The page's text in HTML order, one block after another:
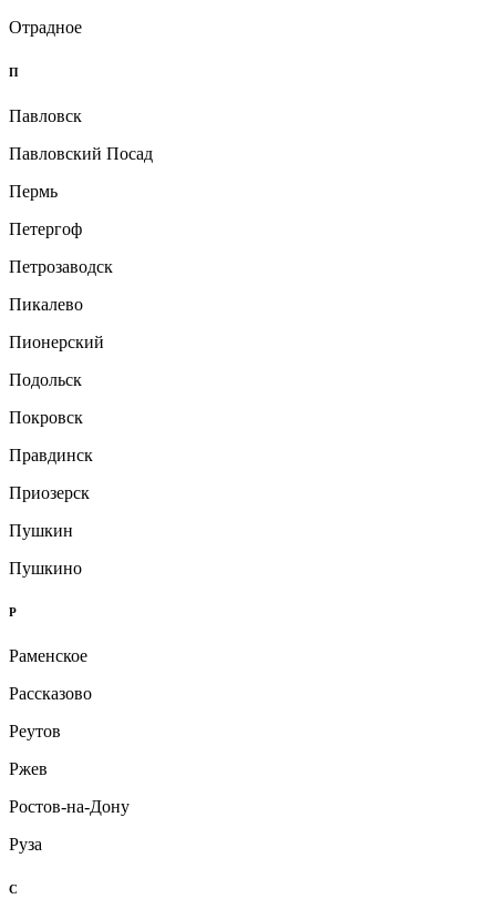
Отрадное
П
Павловск
Павловский Посад
Пермь
Петергоф
Петрозаводск
Пикалево
Пионерский
Подольск
Покровск
Правдинск
Приозерск
Пушкин
Пушкино
Р
Раменское
Рассказово
Реутов
Ржев
Ростов-на-Дону
Руза
С